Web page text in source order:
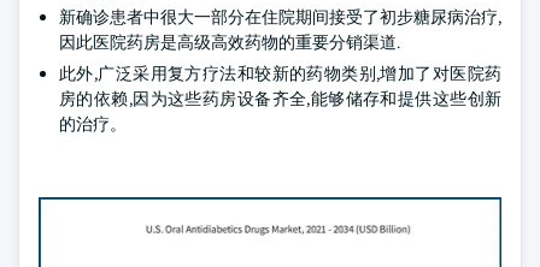
新确诊患者中很大一部分在住院期间接受了初步糖尿病治疗,
因此医院药房是高级高效药物的重要分销渠道.
此外,广泛采用复方疗法和较新的药物类别,增加了对医院药
房的依赖,因为这些药房设备齐全,能够储存和提供这些创新
的治疗。